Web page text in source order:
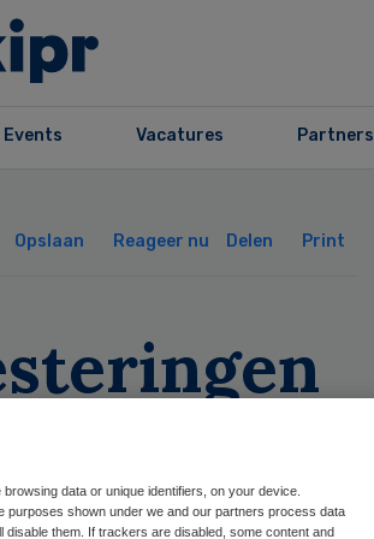
Events Vacatures Partners
Opslaan Reageer nu Delen Print
data or unique identifiers, on your device.
purposes shown under we and our partners process data
them. If trackers are disabled, some content and